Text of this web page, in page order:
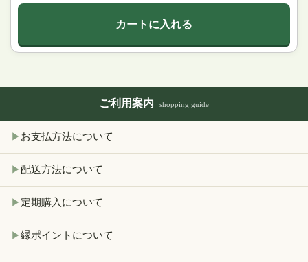
カートに入れる
ご利用案内 shopping guide
▶ お支払方法について
▶ 配送方法について
▶ 定期購入について
▶ 縁ポイントについて